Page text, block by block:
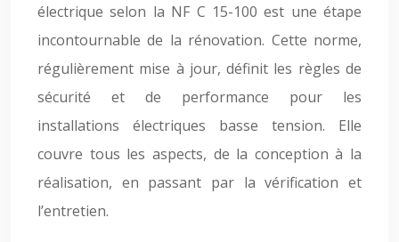
électrique selon la NF C 15-100 est une étape
incontournable de la rénovation. Cette norme,
régulièrement mise à jour, définit les règles de
sécurité et de performance pour les
installations électriques basse tension. Elle
couvre tous les aspects, de la conception à la
réalisation, en passant par la vérification et
l’entretien.